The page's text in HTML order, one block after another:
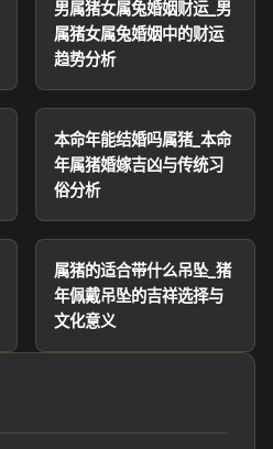
男属猪女属兔婚姻财运_男
属猪女属兔婚姻中的财运
趋势分析
本命年能结婚吗属猪_本命
年属猪婚嫁吉凶与传统习
俗分析
属猪的适合带什么吊坠_猪
年佩戴吊坠的吉祥选择与
文化意义